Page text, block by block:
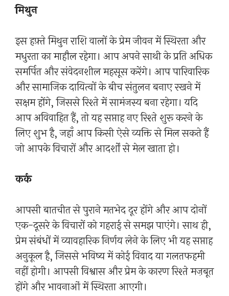
मिथुन
इस हफ़्ते मिथुन राशि वालों के प्रेम जीवन में स्थिरता और
मधुरता का माहौल रहेगा। आप अपने साथी के प्रति अधिक
समर्पित और संवेदनशील महसूस करेंगे। आप पारिवारिक
और सामाजिक दायित्वों के बीच संतुलन बनाए रखने में
सक्षम होंगे, जिससे रिश्ते में सामंजस्य बना रहेगा। यदि
आप अविवाहित हैं, तो यह सप्ताह नए रिश्ते शुरू करने के
लिए शुभ है, जहाँ आप किसी ऐसे व्यक्ति से मिल सकते हैं
जो आपके विचारों और आदर्शों से मेल खाता हो।
कर्क
आपसी बातचीत से पुराने मतभेद दूर होंगे और आप दोनों
एक-दूसरे के विचारों को गहराई से समझ पाएंगे। साथ ही,
प्रेम संबंधों में व्यावहारिक निर्णय लेने के लिए भी यह सप्ताह
अनुकूल है, जिससे भविष्य में कोई विवाद या गलतफहमी
नहीं होगी। आपसी विश्वास और प्रेम के कारण रिश्ते मज़बूत
होंगे और भावनाओं में स्थिरता आएगी।